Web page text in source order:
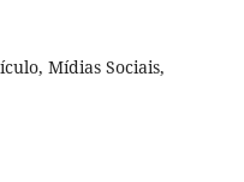
Mídias Sociais,